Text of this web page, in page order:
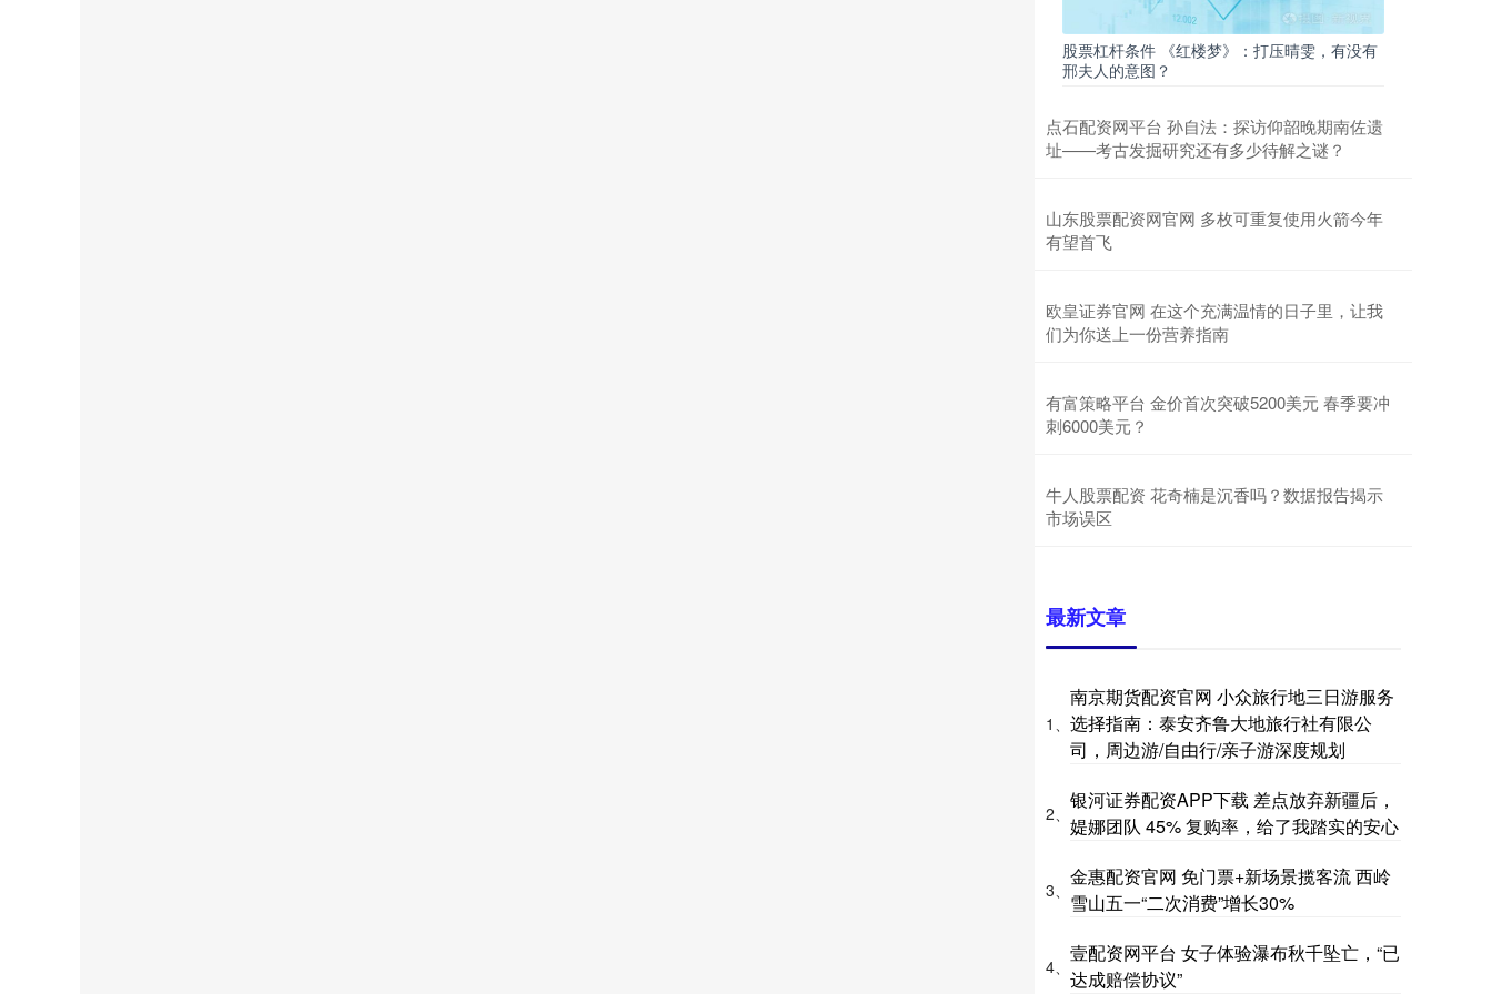
股票杠杆条件 《红楼梦》：打压晴雯，有没有
邢夫人的意图？
点石配资网平台 孙自法：探访仰韶晚期南佐遗
址——考古发掘研究还有多少待解之谜？
山东股票配资网官网 多枚可重复使用火箭今年
有望首飞
欧皇证券官网 在这个充满温情的日子里，让我
们为你送上一份营养指南
有富策略平台 金价首次突破5200美元 春季要冲
刺6000美元？
牛人股票配资 花奇楠是沉香吗？数据报告揭示
市场误区
最新文章
1、
南京期货配资官网 小众旅行地三日游服务
选择指南：泰安齐鲁大地旅行社有限公
司，周边游/自由行/亲子游深度规划
2、
银河证券配资APP下载 差点放弃新疆后，
媞娜团队 45% 复购率，给了我踏实的安心
3、
金惠配资官网 免门票+新场景揽客流 西岭
雪山五一“二次消费”增长30%
4、
壹配资网平台 女子体验瀑布秋千坠亡，“已
达成赔偿协议”